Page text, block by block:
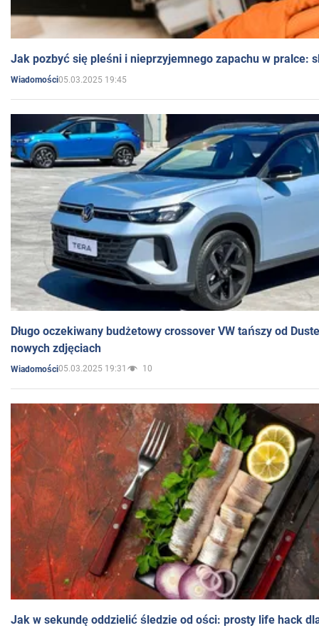
Jak pozbyć się pleśni i nieprzyjemnego zapachu w pralce:
Wiadomości05.03.2025 19:45
Długo oczekiwany budżetowy crossover VW tańszy od
nowych zdjęciach
Wiadomości05.03.2025 19:31 10
Jak w sekundę oddzielić śledzie od ości: prosty life hack